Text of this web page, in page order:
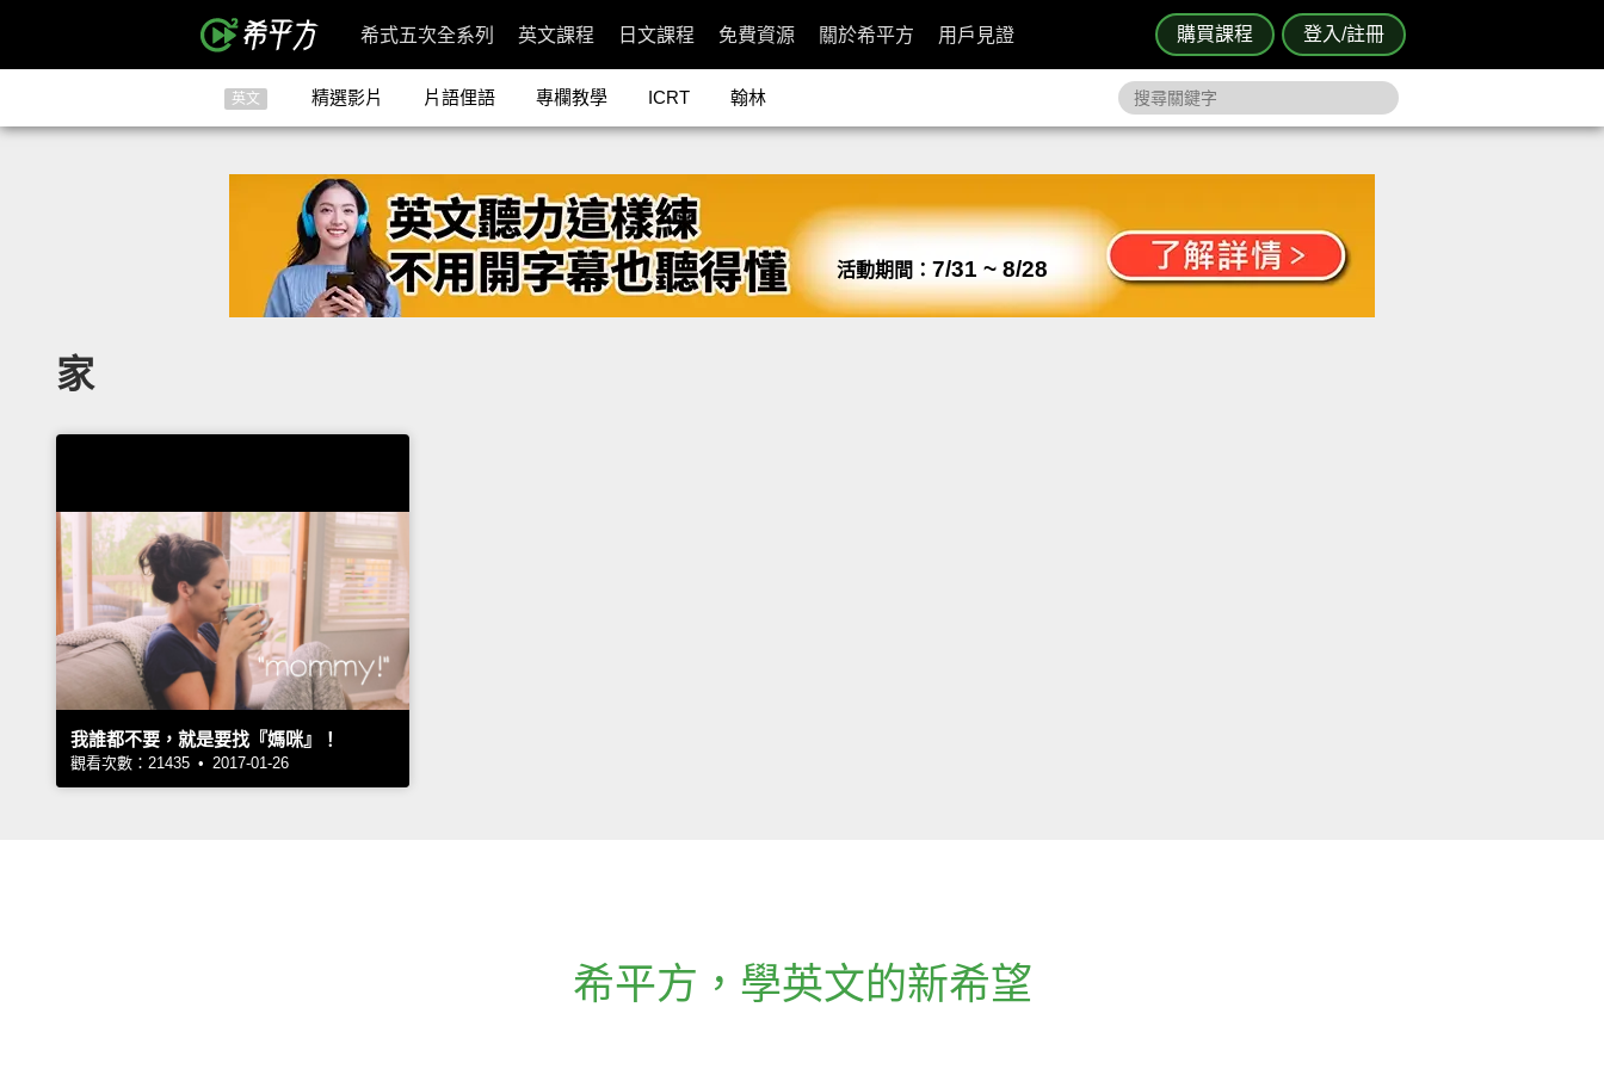
購買課程 登入/註冊
希式五次全系列 英文課程 日文課程 免費資源 關於希平方 用戶見證
英文 精選影片 片語俚語 專欄教學 ICRT 翰林
活動期間： 7/31 ~ 8/28
家
我誰都不要，就是要找『媽咪』！
觀看次數：21435 • 2017-01-26
希平方 ， 學英文的新希望